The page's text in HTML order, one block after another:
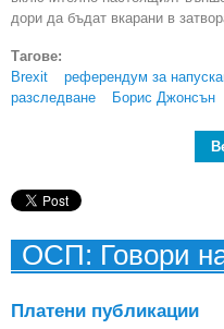
дори да бъдат вкарани в
Тагове:
Brexit
референдум за
разследване
Борис Джонсън
ОСП: Говори
Платени публикации